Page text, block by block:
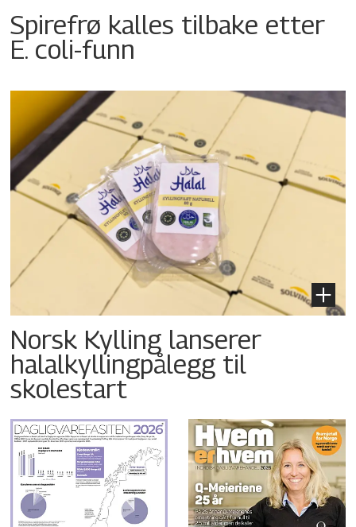
Spirefrø kalles tilbake etter
E. coli-funn
Norsk Kylling lanserer
halalkyllingpålegg til
skolestart